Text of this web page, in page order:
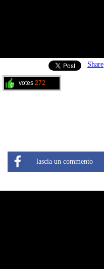
Share
votes 272
lascia un commento